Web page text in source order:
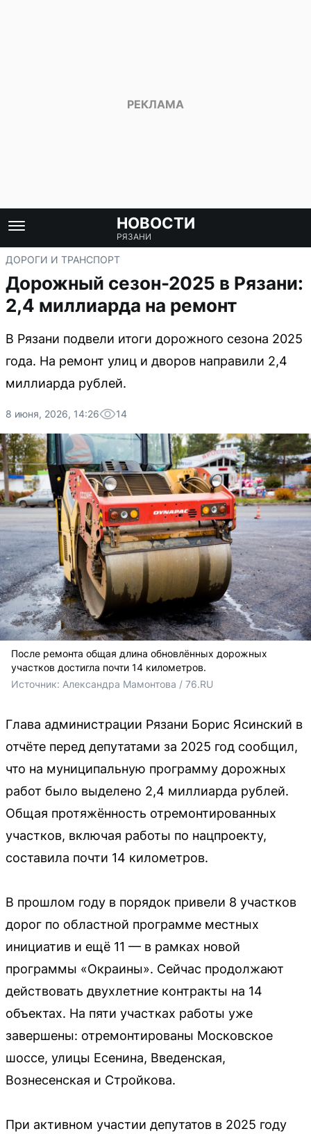
НОВОСТИ
РЯЗАНИ
ДОРОГИ И ТРАНСПОРТ
Дорожный сезон-2025 в Рязани:
2,4 миллиарда на ремонт
В Рязани подвели итоги дорожного сезона 2025
года. На ремонт улиц и дворов направили 2,4
миллиарда рублей.
8 июня, 2026, 14:26 14
После ремонта общая длина обновлённых дорожных
участков достигла почти 14 километров.
Источник: Александра Мамонтова / 76.RU
Глава администрации Рязани Борис Ясинский в
отчёте перед депутатами за 2025 год сообщил,
что на муниципальную программу дорожных
работ было выделено 2,4 миллиарда рублей.
Общая протяжённость отремонтированных
участков, включая работы по нацпроекту,
составила почти 14 километров.
В прошлом году в порядок привели 8 участков
дорог по областной программе местных
инициатив и ещё 11 — в рамках новой
программы «Окраины». Сейчас продолжают
действовать двухлетние контракты на 14
объектах. На пяти участках работы уже
завершены: отремонтированы Московское
шоссе, улицы Есенина, Введенская,
Вознесенская и Стройкова.
При активном участии депутатов в 2025 году